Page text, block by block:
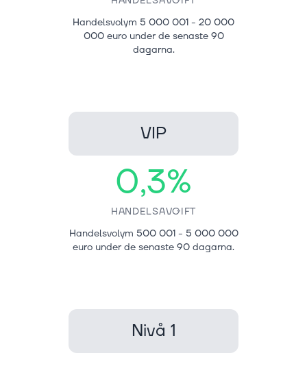
Handelsvolym 5 000 001 - 20 000
000 euro under de senaste 90
dagarna.
VIP
0,3%
HANDELSAVGIFT
Handelsvolym 500 001 - 5 000 000
euro under de senaste 90 dagarna.
Nivå 1